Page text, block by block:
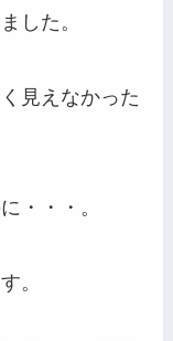
した。
見えなかった
・・・。
。